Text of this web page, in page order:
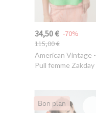
34,50 €
115,00 €
-70%
American Vintage -
Pull femme Zakday
Bon plan